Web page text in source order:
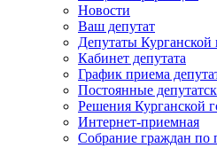
Новости
Ваш депутат
Депутаты
Кабинет депутата
График приема
Постоянные
Решения Курганской
Интернет-приемная
Собрание граждан по